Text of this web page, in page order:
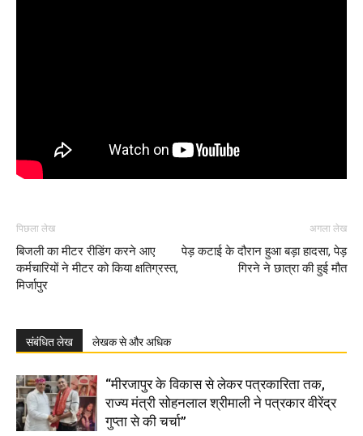
पिछला लेख
बिजली का मीटर रीडिंग करने आए
कर्मचारियों ने मीटर को किया क्षतिग्रस्त,
मिर्जापुर
अगला लेख
पेड़ कटाई के दौरान हुआ बड़ा हादसा, पेड़
गिरने ने छात्रा की हुई मौत
संबंधित लेख लेखक से और अधिक
“मीरजापुर के विकास से लेकर पत्रकारिता तक,
राज्य मंत्री सोहनलाल श्रीमाली ने पत्रकार वीरेंद्र
गुप्ता से की चर्चा”